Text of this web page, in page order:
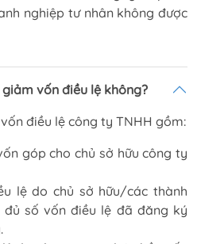
nghiệp tư nhân không được
vốn điều lệ không?
điều lệ công ty TNHH gồm:
góp cho chủ sở hữu công ty
lệ do chủ sở hữu/các thành
số vốn điều lệ đã đăng ký